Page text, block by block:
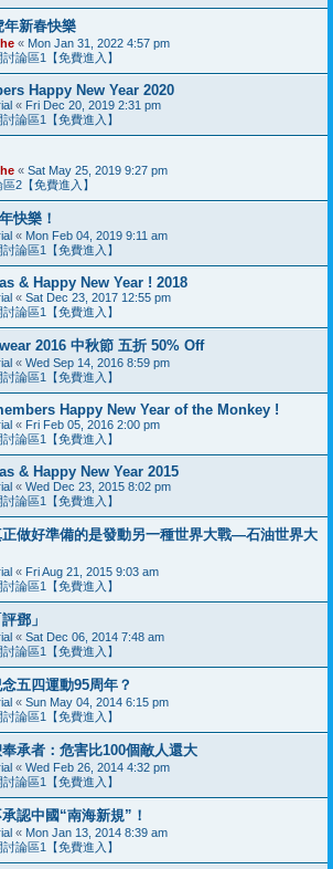
年新春快樂
« Mon Jan 31, 2022 4:57 pm
論區1【免費進入】
Happy New Year 2020
« Fri Dec 20, 2019 2:31 pm
論區1【免費進入】
« Sat May 25, 2019 9:27 pm
2【免費進入】
快樂！
« Mon Feb 04, 2019 9:11 am
論區1【免費進入】
& Happy New Year ! 2018
« Sat Dec 23, 2017 12:55 pm
論區1【免費進入】
2016 中 秋 節 五 折 50% Off
« Wed Sep 14, 2016 8:59 pm
論區1【免費進入】
Happy New Year of the Monkey !
« Fri Feb 05, 2016 2:00 pm
論區1【免費進入】
& Happy New Year 2015
« Wed Dec 23, 2015 8:02 pm
論區1【免費進入】
做好準備的是發動另一種世界大戰—石油世界大
« Fri Aug 21, 2015 9:03 am
論區1【免費進入】
鄧」
« Sat Dec 06, 2014 7:48 am
論區1【免費進入】
五四運動95周年？
« Sun May 04, 2014 6:15 pm
論區1【免費進入】
承者：危害比100個敵人還大
« Wed Feb 26, 2014 4:32 pm
論區1【免費進入】
認中國“南海新規”！
« Mon Jan 13, 2014 8:39 am
論區1【免費進入】